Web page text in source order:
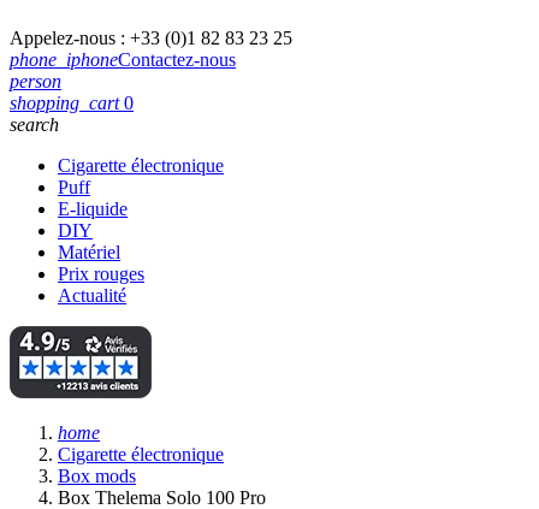
Appelez-nous : +33 (0)1 82 83 23 25
phone_iphoneContactez-nous
person
shopping_cart 0
search
Cigarette électronique
Puff
E-liquide
DIY
Matériel
Prix rouges
Actualité
home
Cigarette électronique
Box mods
Box Thelema Solo 100 Pro